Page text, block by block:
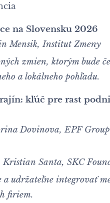
na Slovensku 2026
Mensik, Institut Zmeny
zmien, ktorým bude
a lokálneho pohľadu.
kľúč pre rast
Dovinova, EPF Group
Kristian Santa, SKC
a udržateľne integrovať
firiem.